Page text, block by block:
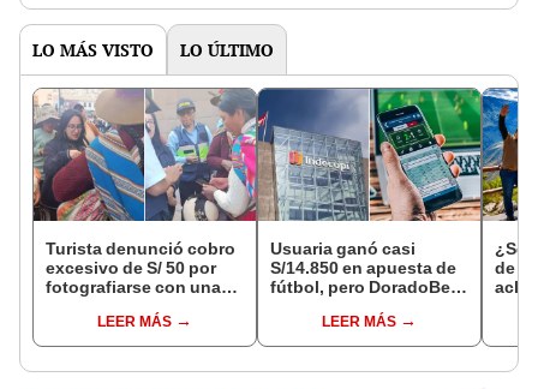
LO MÁS VISTO LO ÚLTIMO
Turista denunció cobro
excesivo de S/ 50 por
fotografiarse con una
Serenazgo recuperó el
dinero
LEER MÁS
Usuaria ganó casi
S/14.850 en apuesta de
fútbol, pero DoradoBet
Indecopi multó a la
empresa con más de S/
LEER MÁS
¿Se
de